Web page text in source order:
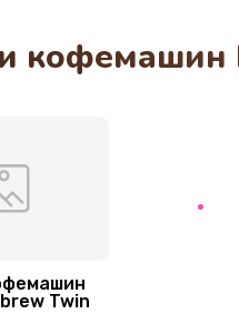
кофемашин
Twin